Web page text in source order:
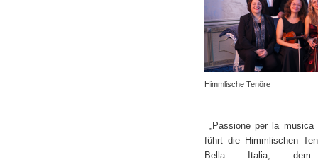
Himmlische Tenöre
„Passione per la
führt die Himmlischen
Bella Italia, dem